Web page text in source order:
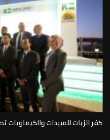
كفر الزيات للمبيدات